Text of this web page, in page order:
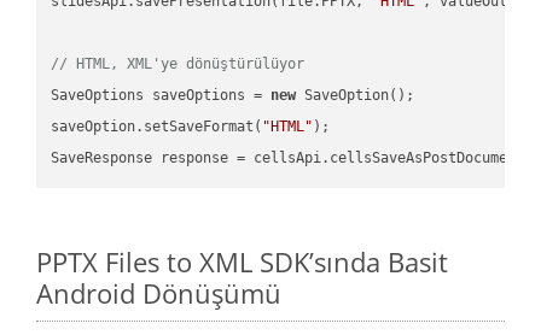
// HTML, XML'ye dönüştürülüyor
SaveOptions saveOptions = new SaveOption();
saveOption.setSaveFormat( "HTML" );
SaveResponse response =
PPTX Files to XML SDK’sında Basit
Android Dönüşümü